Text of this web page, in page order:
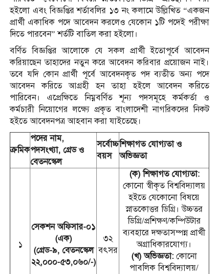
হইলো এবং বিজ্ঞপ্তির শর্তাবলির ১৩ নং কলামে উল্লিখিত “একজন
প্রার্থী একাধিক পদে আবেদন করলেও যেকোন ১টি পদেই পরীক্ষা
দিতে পারবেন” শর্তটি বাতিল করা হইলো।
বর্ণিত বিজ্ঞপ্তির আলোকে যে সকল প্রার্থী ইতোপূর্বে আবেদন
করিয়াছেন তাহাদের নতুন করে আবেদন করিবার প্রয়োজন নাই।
তবে যদি কোন প্রার্থী পূর্বে আবেদনকৃত পদ ব্যতীত অন্য পদে
আবেদন করিতে আগ্রহী হন তাহা হইলে আবেদন করিতে
পারিবেন। এপ্রেক্ষিতে নিম্নবর্ণিত শূন্য পদসমূহে কর্মকর্তা ও
কর্মচারী নিয়োগের লক্ষ্যে প্রকৃত বাংলাদেশী নাগরিকদের নিকট
হইতে আবেদনপত্র আহবান করা যাইতেছে।
ক্রমিক
পদের নাম,
পদসংখ্যা, গ্রেড ও
বেতনস্কেল
সর্বোচ্চ
বয়স
শিক্ষাগত যোগ্যতা ও
অভিজ্ঞতা
১
সেকশন অফিসার-০১
(এক)
(গ্রেড-৯, বেতনস্কেল
২২,০০০-৫৩,০৬০/-)
৩২
বৎসর
(ক) শিক্ষাগত যোগ্যতা:
কোনো স্বীকৃত বিশ্ববিদ্যালয়
হইতে যেকোনো বিষয়ে
স্নাতকোত্তর ডিগ্রি। উচ্চতর
ডিগ্রি/প্রশিক্ষণ/কম্পিউটার
ব্যবহারে দক্ষতাসম্পন্ন প্রার্থী
অগ্রাধিকারযোগ্য।
(খ) অভিজ্ঞতা: কোনো
পাবলিক বিশ্ববিদ্যালয়/